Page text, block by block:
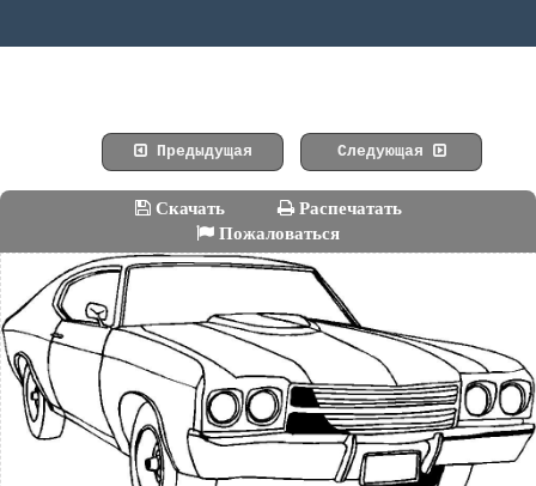
Предыдущая Следующая
Скачать
Распечатать
Пожаловаться